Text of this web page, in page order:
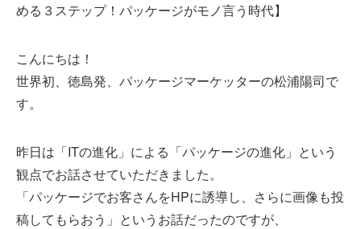
める３ステップ！パッケージがモノ言う時代】
こんにちは！
世界初、徳島発、パッケージマーケッターの松浦陽司で
す。
昨日は「ITの進化」による「パッケージの進化」という
観点でお話させていただきました。
「パッケージでお客さんをHPに誘導し、さらに画像も投
稿してもらおう」というお話だったのですが、